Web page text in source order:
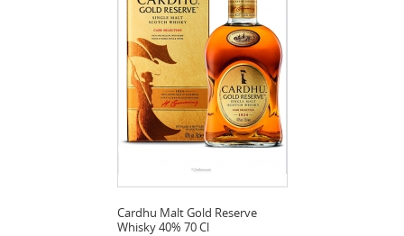
Cardhu Malt Gold Reserve
Whisky 40% 70 Cl